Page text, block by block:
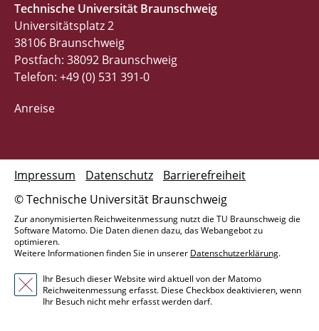
Technische Universität Braunschweig
Universitätsplatz 2
38106 Braunschweig
Postfach: 38092 Braunschweig
Telefon: +49 (0) 531 391-0
Anreise
© Technische Universität Braunschweig
Impressum Datenschutz Barrierefreiheit
Zur anonymisierten Reichweitenmessung nutzt die TU Braunschweig die
Software Matomo. Die Daten dienen dazu, das Webangebot zu
optimieren.
Weitere Informationen finden Sie in unserer Datenschutzerklärung.
Ihr Besuch dieser Website wird aktuell von der Matomo
Reichweitenmessung erfasst. Diese Checkbox deaktivieren, wenn
Ihr Besuch nicht mehr erfasst werden darf.